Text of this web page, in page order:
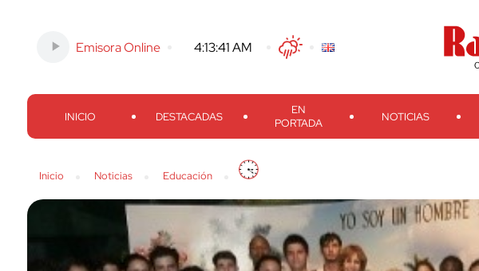
Emisora Online 4:13:43 AM TwitterFacebook
Threads
Instagram TelegramTeveo
INICIO DESTACADAS
EN
PORTADA
NOTICIAS
Inicio Noticias Educación